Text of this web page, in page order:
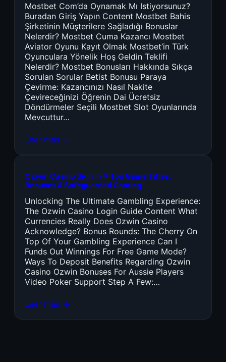
Mostbet Com’da Oynamak Mı Istiyorsunuz?
Buradan Giriş Yapın Content Mostbet Bahis
Şirketinin Müşterilere Sağladığı Bonuslar
Nelerdir? Mostbet Cuma Kazancı Mostbet
Aviator Oyunu Kayıt Olmak Mostbet’in Türk
Oyunculara Yönelik Hoş Geldin Teklifi
Nelerdir? Mostbet Bonusları Hakkında Sıkça
Sorulan Sorular Betist Bonusu Paraya
Çevirme: Kazancınızı Nasıl Nakite
Çevireceğinizi Öğrenin Dai Ücretsiz
Döndürmeler Seçili Mostbet Slot Oyunlarında
Mevcuttur…
Leer más →
Ozwin Casino Sign In ᐉ Top Game Titles,
Bonuses & Safeguarded Gaming
Unlocking The Ultimate Gambling Experience:
The Ozwin Casino Login Guide Content What
Currencies Really Does Ozwin Casino
Acknowledge? Bonus Rounds: The Cherry On
Top Of Your Gambling Experience Can I
Funds Out Winnings For Free Game Mode?
Ways To Deposit Benefits Regarding Ozwin
Casino Ozwin Bonuses For Aussie Players
Video Poker Support Step A Few:…
Leer más →